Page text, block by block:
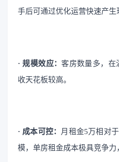
手后可通过优化运营快速产生
· 规模效应：客房数量多，在
收天花板较高。
· 成本可控： 月租金5万相对
模，单房租金成本极具竞争力